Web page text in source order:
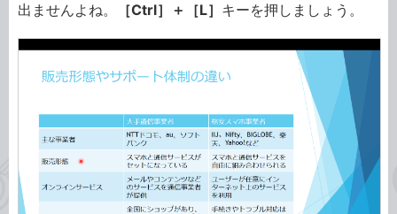
出ませんよね。
［Ctrl］＋［L］ キーを押しましょう。